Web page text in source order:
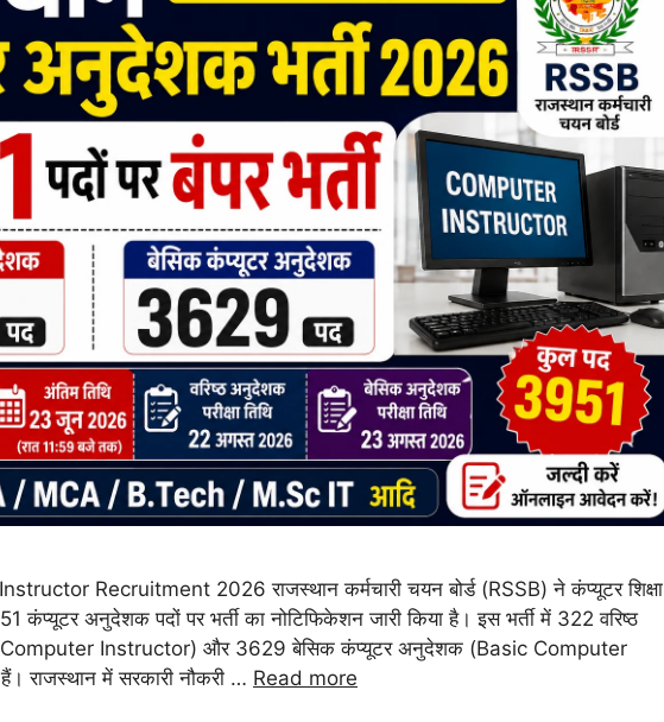
Recruitment 2026 राजस्थान कर्मचारी चयन बोर्ड (RSSB) ने कंप्यूटर शिक्षा
कंप्यूटर अनुदेशक पदों पर भर्ती का नोटिफिकेशन जारी किया है। इस भर्ती में 322 वरिष्ठ
Instructor) और 3629 बेसिक कंप्यूटर अनुदेशक (Basic Computer
राजस्थान में सरकारी नौकरी … Read more